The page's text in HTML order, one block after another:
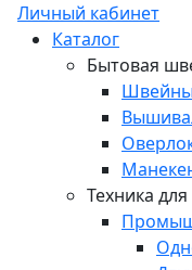
Личный кабинет
Каталог
Бытовая
Техника